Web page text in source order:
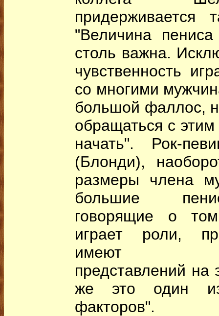
придерживается
"Величина
столь важна.
чувственность
со многими
большой фаллос,
обращаться с
начать". Рок-
(Блонди),
размеры члена
большие
говорящие о
играет роли,
имеют
представлений на
же это один
факторов".